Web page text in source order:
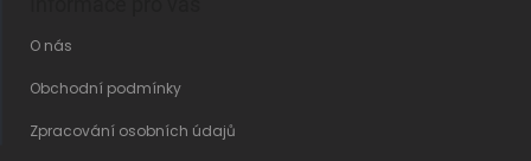
O nás
Obchodní podmínky
Zpracování osobních údajů